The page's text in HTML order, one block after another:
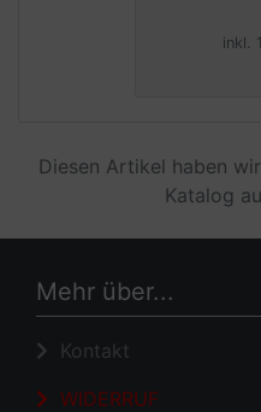
inkl.
Diesen Artikel haben
Katalog
Mehr über...
Kontakt
WIDERRUF